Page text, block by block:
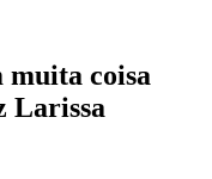
muita coisa
Larissa